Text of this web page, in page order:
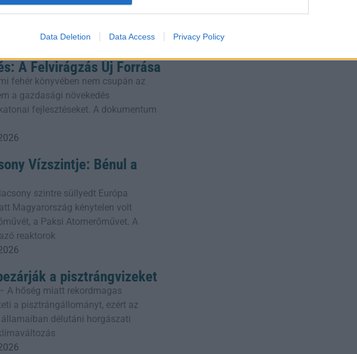
Data Deletion Data Access Privacy Policy
manapság az egyik legnagyobb
A Felvirágzás Új Forrása
fehér könyvében nem csupán az
a gazdasági növekedés
fejlesztéseket. A dokumentum
Vízszintje: Bénul a
szintre süllyedt Európa
Magyarország kénytelen volt
a Paksi Atomerőművet. A
reaktorok
a pisztrángvizeket
A hőség miatt rekordmagas
a pisztrángállományt, ezért az
délutáni horgászati